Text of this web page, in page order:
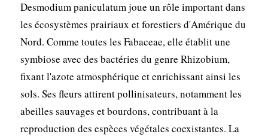
Desmodium paniculatum joue un rôle important dans
les écosystèmes prairiaux et forestiers d'Amérique du
Nord. Comme toutes les Fabaceae, elle établit une
symbiose avec des bactéries du genre Rhizobium,
fixant l'azote atmosphérique et enrichissant ainsi les
sols. Ses fleurs attirent pollinisateurs, notamment les
abeilles sauvages et bourdons, contribuant à la
reproduction des espèces végétales coexistantes. La